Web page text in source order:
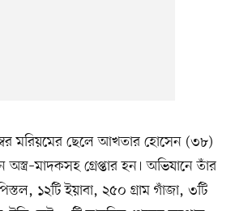
মরিয়মের ছেলে আখতার হোসেন (৩৮)
অস্ত্র–মাদকসহ গ্রেপ্তার হন। অভিযানে তাঁর
১২টি ইয়াবা, ২৫০ গ্রাম গাঁজা, ৩টি